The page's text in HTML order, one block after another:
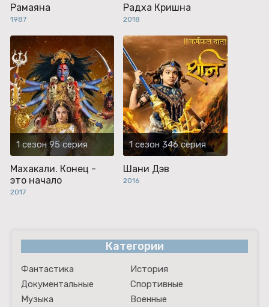
Рамаяна
1987
Радха Кришна
2018
1 сезон 95 серия
Махакали. Конец -
это начало
2017
1 сезон 346 серия
Шани Дэв
2016
Категории
Фантастика
История
Документальные
Спортивные
Музыка
Военные